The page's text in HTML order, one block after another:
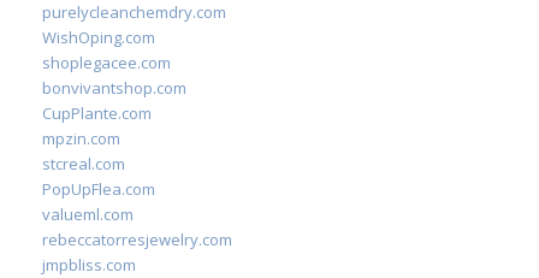
purelycleanchemdry.com
WishOping.com
shoplegacee.com
bonvivantshop.com
CupPlante.com
mpzin.com
stcreal.com
PopUpFlea.com
valueml.com
rebeccatorresjewelry.com
jmpbliss.com